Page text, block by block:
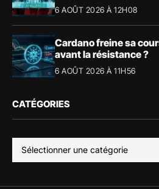
6 AOÛT 2026 À 12H08
Cardano freine sa
avant la résistance ?
6 AOÛT 2026 À 11H56
CATÉGORIES